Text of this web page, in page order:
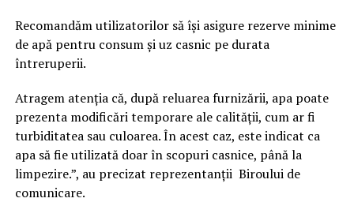
Recomandăm utilizatorilor să își asigure rezerve minime
de apă pentru consum și uz casnic pe durata
întreruperii.
Atragem atenția că, după reluarea furnizării, apa poate
prezenta modificări temporare ale calității, cum ar fi
turbiditatea sau culoarea. În acest caz, este indicat ca
apa să fie utilizată doar în scopuri casnice, până la
limpezire.”, au precizat reprezentanții Biroului de
comunicare.